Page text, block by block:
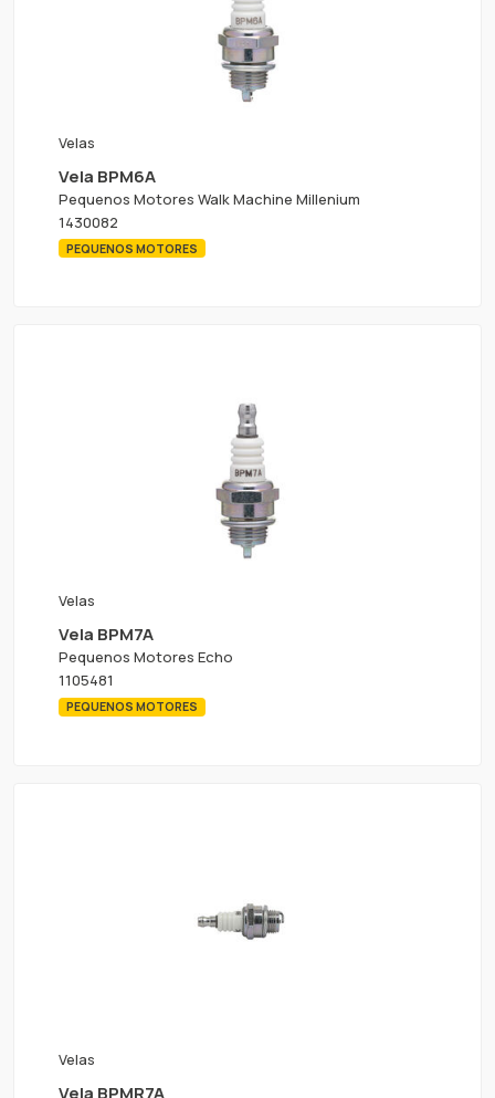
Velas
Vela BPM6A
Pequenos Motores Walk Machine Millenium
1430082
PEQUENOS MOTORES
Velas
Vela BPM7A
Pequenos Motores Echo
1105481
PEQUENOS MOTORES
Velas
Vela BPMR7A